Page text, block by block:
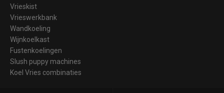
Vrieskist
Vrieswerkbank
Wandkoeling
Wijnkoelkast
Fustenkoelingen
Slush puppy machines
Koel Vries combinaties